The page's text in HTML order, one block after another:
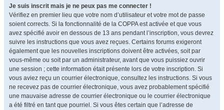
Je suis inscrit mais je ne peux pas me connecter !
Vérifiez en premier lieu que votre nom d’utilisateur et votre mot de passe
soient corrects. Si la fonctionnalité de la COPPA est activée et que vous
avez spécifié avoir en dessous de 13 ans pendant l’inscription, vous devrez
suivre les instructions que vous avez reçues. Certains forums exigeront
également que les nouvelles inscriptions doivent être activées, soit par
vous-même ou soit par un administrateur, avant que vous puissiez ouvrir
une session ; cette information était présente lors de votre inscription. Si
vous aviez reçu un courrier électronique, consultez les instructions. Si vous
ne recevez pas de courrier électronique, vous avez probablement spécifié
une mauvaise adresse de courrier électronique ou le courrier électronique
a été filtré en tant que pourriel. Si vous êtes certain que l’adresse de